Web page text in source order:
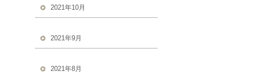
2021年10月
2021年9月
2021年8月